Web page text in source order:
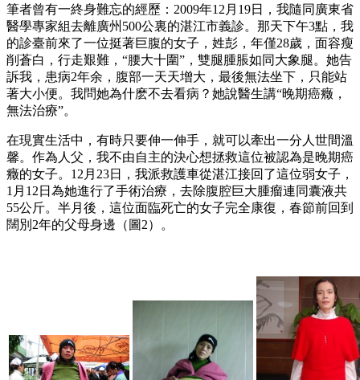
筆者曾有一終身難忘的經歷：2009年12月19日，我隨同廣東省
醫學專家組去離廣州500公裏的湛江市義診。那天下午3點，我
的診臺前來了一位挺著巨腹的女子，姓彭，年僅28歲，面容瘦
削蒼白，行走艱難，“腰大十圍”，雙腿腫脹如同大象腿。她告
訴我，患病2年余，腹部一天天增大，最後無法坐下，只能站
著大小便。我問她為什麽不去看病？她說醫生講“晚期癌癥，
無法治療”。
在現實生活中，有時只要伸一伸手，就可以牽出一分人世間溫
馨。作為人父，我不由自主的決心想拯救這位被認為是晚期癌
癥的女子。12月23日，我派救護車從湛江接回了這位弱女子，
1月12日為她進行了手術治療，去除腹腔巨大腫瘤連同囊液共
55公斤。半月後，這位面臨死亡的女子完全康復，春節前回到
闊別2年的父母身邊（圖2）。